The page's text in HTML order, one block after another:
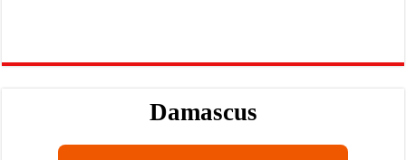
Damascus